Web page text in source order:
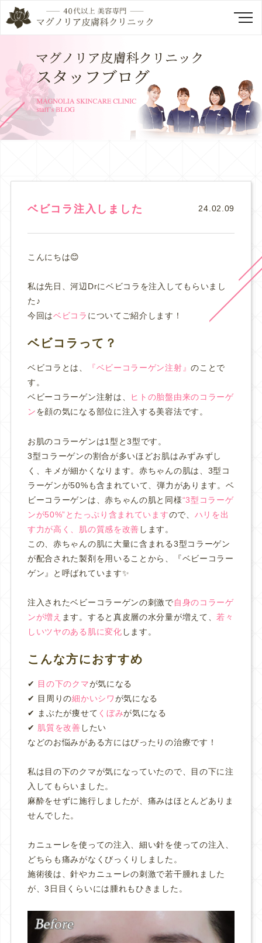
ベビコラ注入しました 24.02.09
こんにちは😊
私は先日、河辺Drにベビコラを注入してもらいまし
た♪
今回はベビコラ についてご紹介します！
ベビコラって？
ベビコラとは、 『ベビーコラーゲン注射』のことで
す。
ベビーコラーゲン注射は、
ヒトの胎盤由来のコラーゲ
ンを顔の気になる部位に注入する美容法です。
お肌のコラーゲンは1型と3型です。
3型コラーゲンの割合が多いほどお肌はみずみずし
く、キメが細かくなります。赤ちゃんの肌は、3型コ
ラーゲンが50%も含まれていて、弾力があります。ベ
ビーコラーゲンは、赤ちゃんの肌と同様“3型コラーゲ
ンが50%”とたっぷり含まれていますので、 ハリを出
す力が高く、肌の質感を改善 します。
この、赤ちゃんの肌に大量に含まれる3型コラーゲン
が配合された製剤を用いることから、『ベビーコラー
ゲン』と呼ばれています✨
注入されたベビーコラーゲンの刺激で自身のコラーゲ
ンが増え ます。すると真皮層の水分量が増えて、若々
しいツヤのある肌に変化 します。
こんな方におすすめ
✔︎ 目の下のクマが気になる
✔︎ 目周りの細かいシワが気になる
✔︎ まぶたが痩せて くぼみが気になる
✔︎ 肌質を改善 したい
などのお悩みがある方にはぴったりの治療です！
私は目の下のクマが気になっていたので、目の下に注
入してもらいました。
麻酔をせずに施行しましたが、痛みはほとんどありま
せんでした。
カニューレを使っての注入、細い針を使っての注入、
どちらも痛みがなくびっくりしました。
施術後は、針やカニューレの刺激で若干腫れました
が、3日目くらいには腫れもひきました。